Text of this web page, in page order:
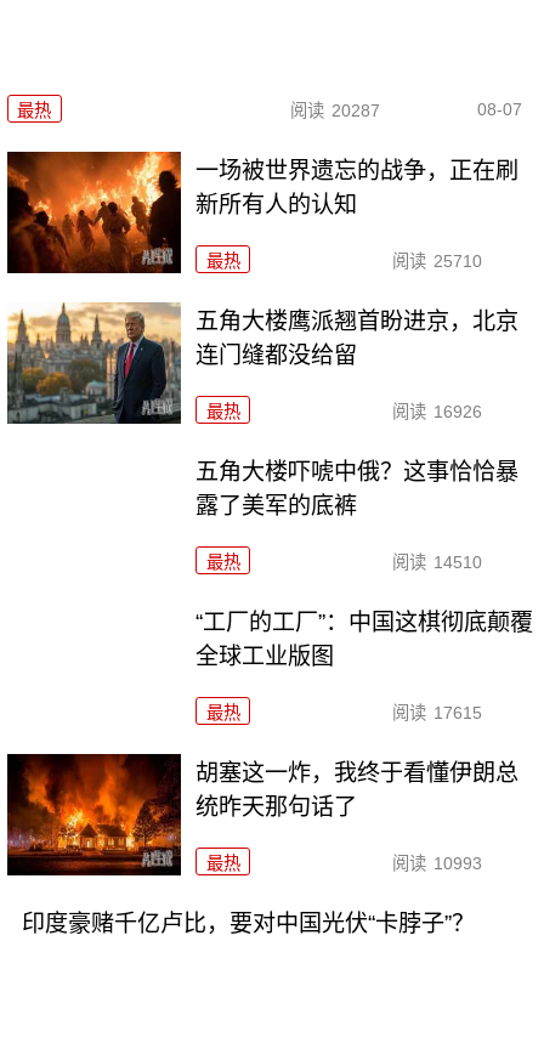
最热 阅读 20287 08-07
一场被世界遗忘的战争，正在刷
新所有人的认知
最热 阅读 25710
五角大楼鹰派翘首盼进京，北京
连门缝都没给留
最热 阅读 16926
五角大楼吓唬中俄？这事恰恰暴
露了美军的底裤
最热 阅读 14510
“工厂的工厂”：中国这棋彻底颠覆
全球工业版图
最热 阅读 17615
胡塞这一炸，我终于看懂伊朗总
统昨天那句话了
最热 阅读 10993
印度豪赌千亿卢比，要对中国光伏“卡脖子”？